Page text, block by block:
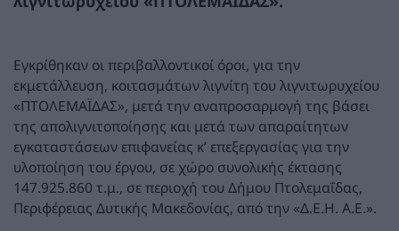
Εγκρίθηκαν οι περιβαλλοντικοί όροι, για την
εκμετάλλευση, κοιτασμάτων λιγνίτη του λιγνιτωρυχείου
«ΠΤΟΛΕΜΑΪΔΑΣ», μετά την αναπροσαρμογή της βάσει
της απολιγνιτοποίησης και μετά των απαραίτητων
εγκαταστάσεων επιφανείας κ’ επεξεργασίας για την
υλοποίηση του έργου, σε χώρο συνολικής έκτασης
147.925.860 τ.μ., σε περιοχή του Δήμου Πτολεμαΐδας,
Περιφέρειας Δυτικής Μακεδονίας, από την «Δ.Ε.Η. Α.Ε.».